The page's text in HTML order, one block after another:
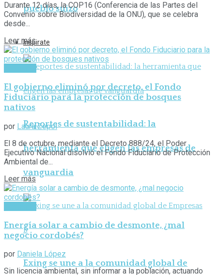
pueblo suizo
Inspirate
Reportes de sustentabilidad: la
herramienta que eligen las empresas de
vanguardia
Exing se une a la comunidad global de
Durante 12 días, la COP16 (Conferencia de las Partes del
Convenio sobre Biodiversidad de la ONU), que se celebra
desde...
Leer más
El gobierno eliminó por decreto, el Fondo
Fiduciario para la protección de bosques
nativos
por Laura Zepol
El 8 de octubre, mediante el Decreto 888/24, el Poder
Ejecutivo Nacional disolvió el Fondo Fiduciario de Protección
Ambiental de...
Leer más
Energía solar a cambio de desmonte, ¿mal
negocio cordobés?
por Daniela López
Sin licencia ambiental, sin informar a la población, actuando